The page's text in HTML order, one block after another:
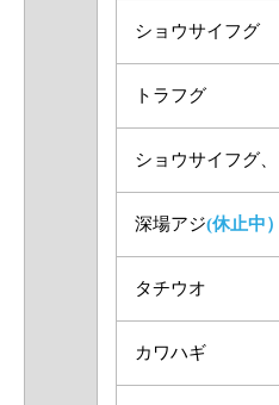
ショウサイフグ
トラフグ
ショウサイフグ
深場アジ(休止中）
タチウオ
カワハギ